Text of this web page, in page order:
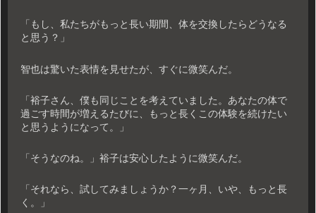
「もし、私たちがもっと長い期間、体を交換したらどうなる
と思う？」
智也は驚いた表情を見せたが、すぐに微笑んだ。
「裕子さん、僕も同じことを考えていました。あなたの体で
過ごす時間が増えるたびに、もっと長くこの体験を続けたい
と思うようになって。」
「そうなのね。」裕子は安心したように微笑んだ。
「それなら、試してみましょうか？一ヶ月、いや、もっと長
く。」